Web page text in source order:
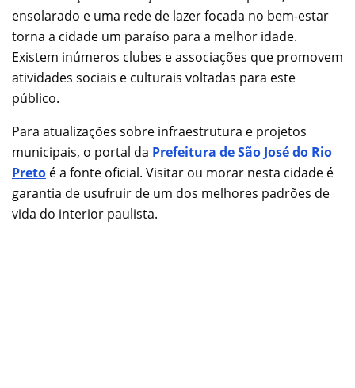
ensolarado e uma rede de lazer focada no bem-estar
torna a cidade um paraíso para a melhor idade.
Existem inúmeros clubes e associações que promovem
atividades sociais e culturais voltadas para este
público.
Para atualizações sobre infraestrutura e projetos
municipais, o portal da Prefeitura de São José do Rio
Preto é a fonte oficial. Visitar ou morar nesta cidade é
garantia de usufruir de um dos melhores padrões de
vida do interior paulista.